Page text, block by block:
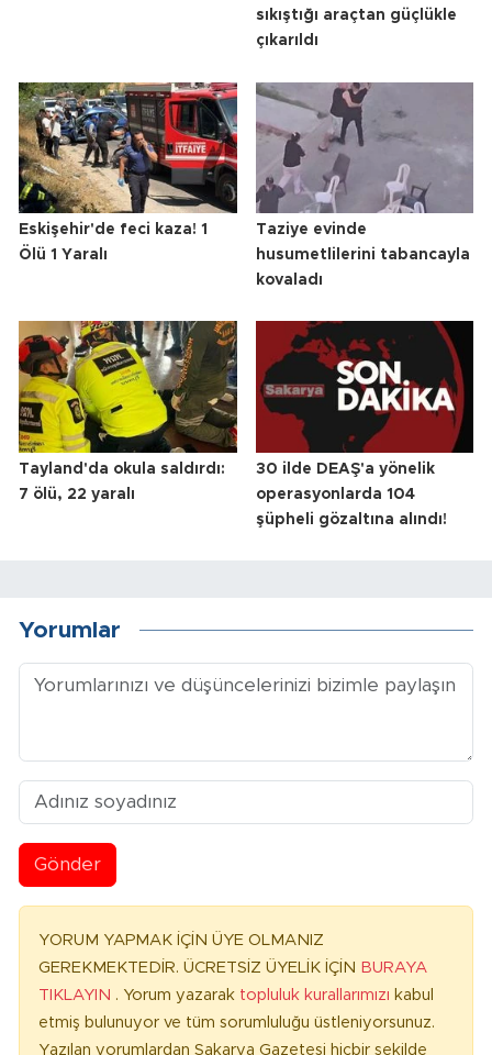
sıkıştığı araçtan güçlükle
çıkarıldı
Eskişehir'de feci kaza! 1
Ölü 1 Yaralı
Taziye evinde
husumetlilerini tabancayla
kovaladı
Tayland'da okula saldırdı:
7 ölü, 22 yaralı
30 ilde DEAŞ'a yönelik
operasyonlarda 104
şüpheli gözaltına alındı!
Yorumlar
Gönder
YORUM YAPMAK İÇİN ÜYE OLMANIZ
GEREKMEKTEDİR. ÜCRETSİZ ÜYELİK İÇİN BURAYA
TIKLAYIN . Yorum yazarak topluluk kurallarımızı kabul
etmiş bulunuyor ve tüm sorumluluğu üstleniyorsunuz.
Yazılan yorumlardan Sakarya Gazetesi hiçbir şekilde